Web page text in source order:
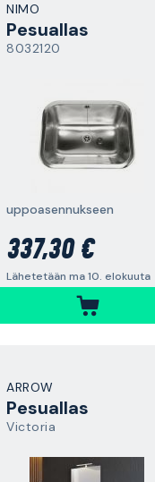
NIMO
Pesuallas
8032120
uppoasennukseen
337,30 €
Lähetetään ma 10. elokuuta
ARROW
Pesuallas
Victoria